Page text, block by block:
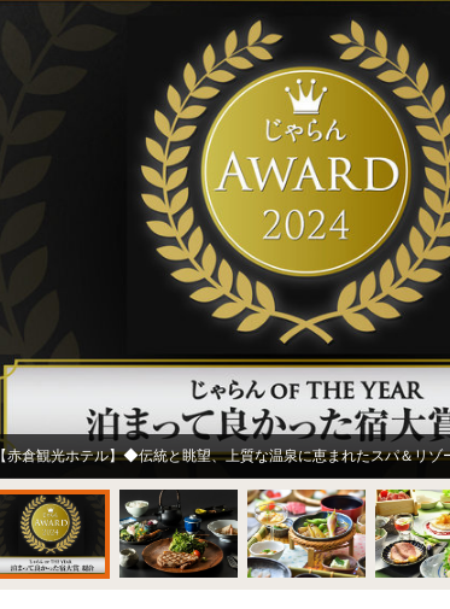
【赤倉観光ホテル】◆伝統と眺望、上質な温泉に恵まれたスパ＆リ